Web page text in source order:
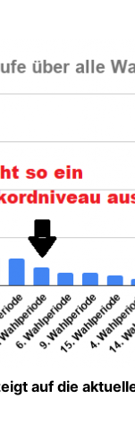
auf die